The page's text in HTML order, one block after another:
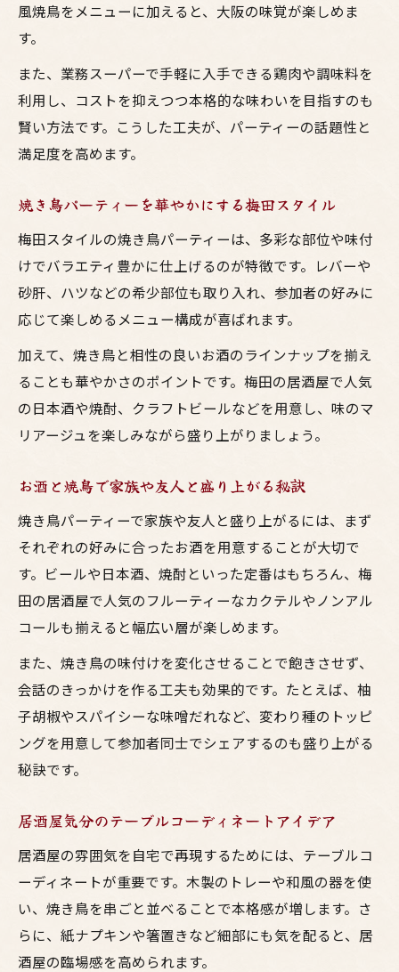
風焼鳥をメニューに加えると、大阪の味覚が楽しめま
す。
また、業務スーパーで手軽に入手できる鶏肉や調味料を
利用し、コストを抑えつつ本格的な味わいを目指すのも
賢い方法です。こうした工夫が、パーティーの話題性と
満足度を高めます。
焼き鳥パーティーを華やかにする梅田スタイル
梅田スタイルの焼き鳥パーティーは、多彩な部位や味付
けでバラエティ豊かに仕上げるのが特徴です。レバーや
砂肝、ハツなどの希少部位も取り入れ、参加者の好みに
応じて楽しめるメニュー構成が喜ばれます。
加えて、焼き鳥と相性の良いお酒のラインナップを揃え
ることも華やかさのポイントです。梅田の居酒屋で人気
の日本酒や焼酎、クラフトビールなどを用意し、味のマ
リアージュを楽しみながら盛り上がりましょう。
お酒と焼鳥で家族や友人と盛り上がる秘訣
焼き鳥パーティーで家族や友人と盛り上がるには、まず
それぞれの好みに合ったお酒を用意することが大切で
す。ビールや日本酒、焼酎といった定番はもちろん、梅
田の居酒屋で人気のフルーティーなカクテルやノンアル
コールも揃えると幅広い層が楽しめます。
また、焼き鳥の味付けを変化させることで飽きさせず、
会話のきっかけを作る工夫も効果的です。たとえば、柚
子胡椒やスパイシーな味噌だれなど、変わり種のトッピ
ングを用意して参加者同士でシェアするのも盛り上がる
秘訣です。
居酒屋気分のテーブルコーディネートアイデア
居酒屋の雰囲気を自宅で再現するためには、テーブルコ
ーディネートが重要です。木製のトレーや和風の器を使
い、焼き鳥を串ごと並べることで本格感が増します。さ
らに、紙ナプキンや箸置きなど細部にも気を配ると、居
酒屋の臨場感を高められます。